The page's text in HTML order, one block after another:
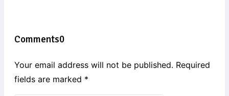
Comments0
Your email address will not be published. Required
fields are marked *